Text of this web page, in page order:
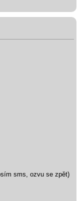
sms, ozvu se zpět)